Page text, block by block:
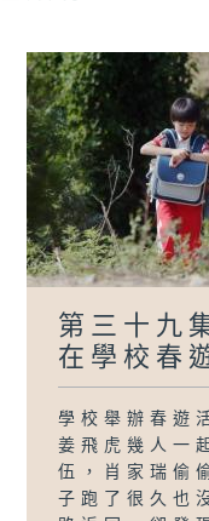
第三十九
在學校春
學校舉辦春遊
姜飛虎幾人一
伍，肖家瑞偷
子跑了很久也